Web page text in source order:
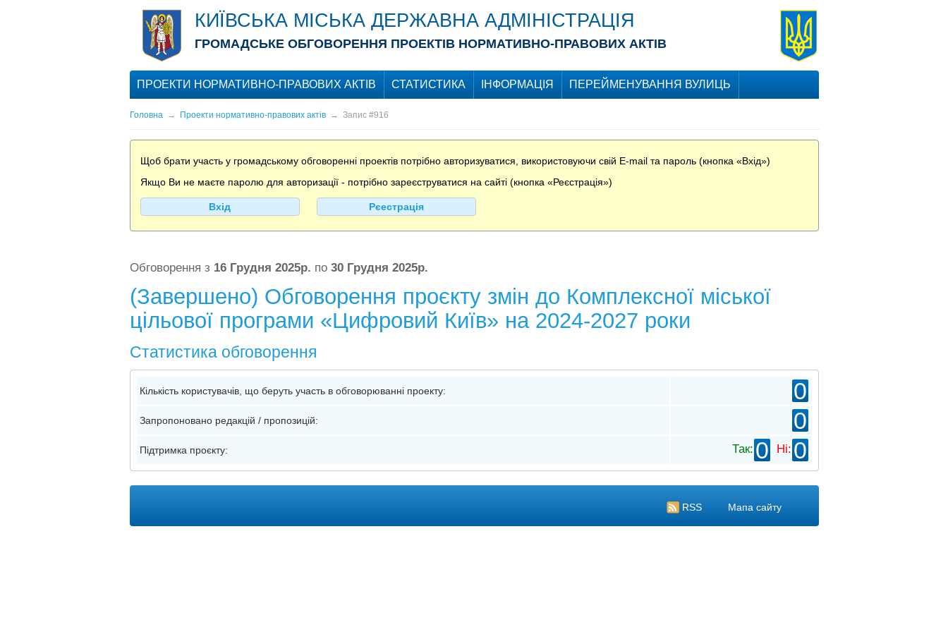
КИЇВСЬКА МІСЬКА ДЕРЖАВНА АДМІНІСТРАЦІЯ
ГРОМАДСЬКЕ ОБГОВОРЕННЯ ПРОЕКТІВ НОРМАТИВНО-ПРАВОВИХ АКТІВ
ПРОЕКТИ НОРМАТИВНО-ПРАВОВИХ АКТІВ СТАТИСТИКА ІНФОРМАЦІЯ ПЕРЕЙМЕНУВАННЯ ВУЛИЦЬ
Головна→ Проекти нормативно-правових актів→ Запис #916
Щоб брати участь у громадському обговоренні проектів потрібно авторизуватися, використовуючи свій E-mail та пароль (кнопка «Вхід»)
Якщо Ви не маєте паролю для авторизації - потрібно зареєструватися на сайті (кнопка «Реєстрація»)
Вхід Рєестрація
Обговорення з 16 Грудня 2025р. по 30 Грудня 2025р.
(Завершено) Обговорення проєкту змін до Комплексної міської
цільової програми «Цифровий Київ» на 2024-2027 роки
Статистика обговорення
Кількість користувачів, що беруть участь в обговорюванні проекту: 0
Запропоновано редакцій / пропозицій: 0
Підтримка проєкту: Так:0 Ні:0
RSS Мапа сайту